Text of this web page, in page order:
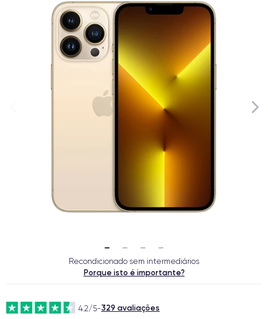
Recondicionado sem intermediários
Porque isto é importante?
4.2/5-329 avaliações